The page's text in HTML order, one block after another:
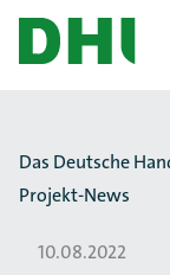
ZUM
ZUR SUCHE
Sie befinden sich
Das Deutsche
Projekt-News
10.08.2022